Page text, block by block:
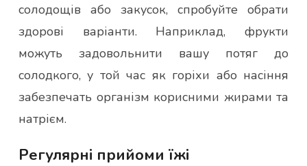
солодощів або закусок, спробуйте обрати
здорові варіанти. Наприклад, фрукти
можуть задовольнити вашу потяг до
солодкого, у той час як горіхи або насіння
забезпечать організм корисними жирами та
натрієм.
Регулярні прийоми їжі